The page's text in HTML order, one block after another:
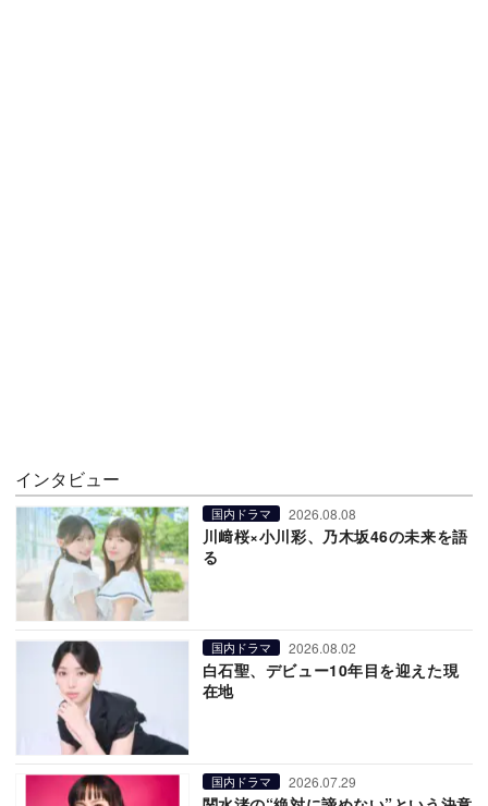
インタビュー
国内ドラマ 2026.08.08
川﨑桜×小川彩、乃木坂46の未来を語
る
国内ドラマ 2026.08.02
白石聖、デビュー10年目を迎えた現
在地
国内ドラマ 2026.07.29